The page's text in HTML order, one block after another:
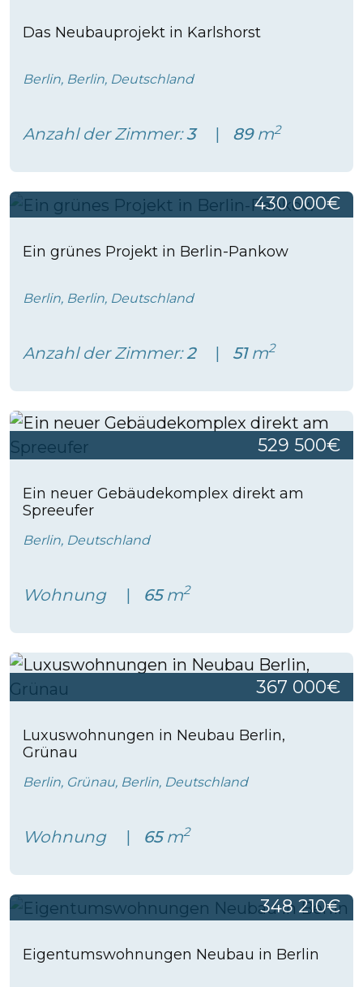
Das Neubauprojekt in Karlshorst
Berlin, Berlin, Deutschland
Anzahl der Zimmer:3 89m2
430 000€
Ein grünes Projekt in Berlin-Pankow
Berlin, Berlin, Deutschland
Anzahl der Zimmer:2 51m2
529 500€
Ein neuer Gebäudekomplex direkt am
Spreeufer
Berlin, Deutschland
Wohnung 65m2
367 000€
Luxuswohnungen in Neubau Berlin,
Grünau
Berlin, Grünau, Berlin, Deutschland
Wohnung 65m2
348 210€
Eigentumswohnungen Neubau in Berlin